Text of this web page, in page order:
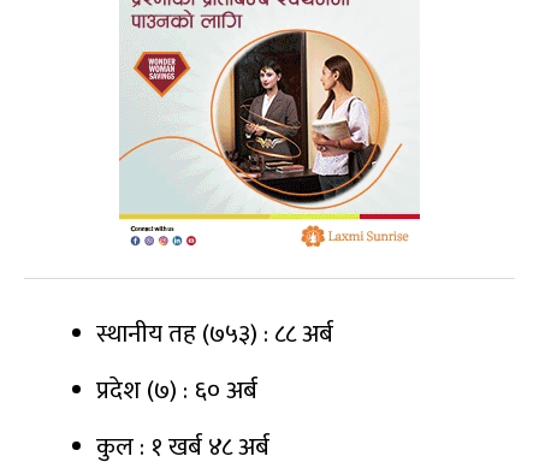
स्थानीय तह (७५३) : ८८ अर्ब
प्रदेश (७) : ६० अर्ब
कुल : १ खर्ब ४८ अर्ब